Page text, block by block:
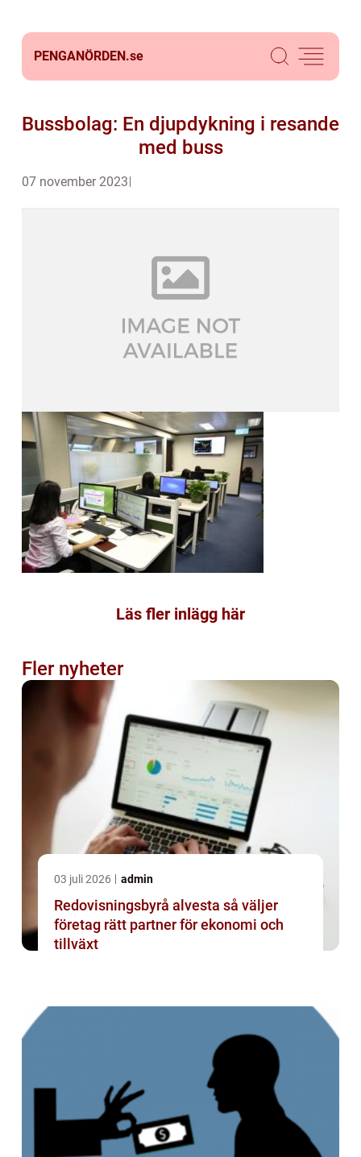
PENGANÖRDEN.se
Bussbolag: En djupdykning i resande
med buss
07 november 2023
Läs fler inlägg här
Fler nyheter
03 juli 2026 admin
Redovisningsbyrå alvesta så väljer
företag rätt partner för ekonomi och
tillväxt